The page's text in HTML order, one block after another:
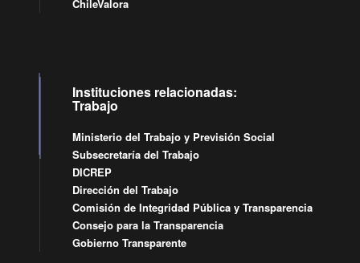
ChileValora
Instituciones relacionadas:
Trabajo
Ministerio del Trabajo y Previsión Social
Subsecretaría del Trabajo
DICREP
Dirección del Trabajo
Comisión de Integridad Pública y Transparencia
Consejo para la Transparencia
Gobierno Transparente